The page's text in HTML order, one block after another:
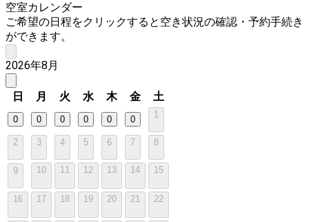
空室カレンダー
ご希望の日程をクリックすると空き状況の確認・予約手続き
ができます。
2026年8月
日 月 火 水 木 金 土
0 0 0 0 0 0 1
2 3 4 5 6 7 8
9 10 11 12 13 14 15
16 17 18 19 20 21 22